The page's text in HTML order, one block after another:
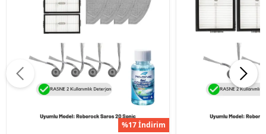
%17 İndirim